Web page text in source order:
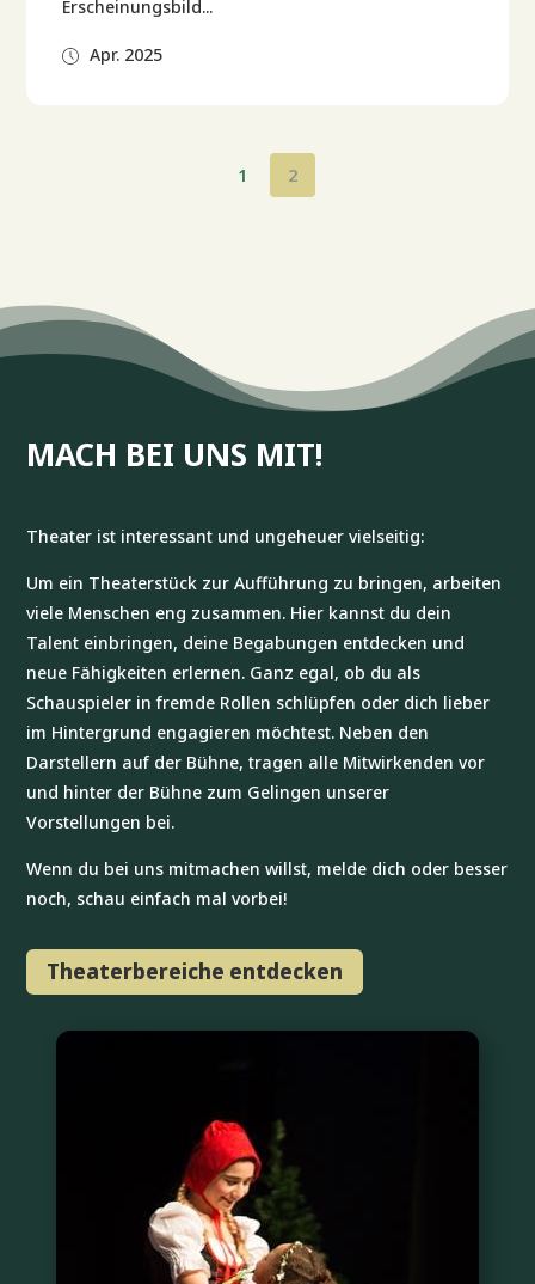
Erscheinungsbild...
Apr. 2025
1 2
MACH BEI UNS MIT!
Theater ist interessant und ungeheuer vielseitig:
Um ein Theaterstück zur Aufführung zu bringen, arbeiten
viele Menschen eng zusammen. Hier kannst du dein
Talent einbringen, deine Begabungen entdecken und
neue Fähigkeiten erlernen. Ganz egal, ob du als
Schauspieler in fremde Rollen schlüpfen oder dich lieber
im Hintergrund engagieren möchtest. Neben den
Darstellern auf der Bühne, tragen alle Mitwirkenden vor
und hinter der Bühne zum Gelingen unserer
Vorstellungen bei.
Wenn du bei uns mitmachen willst, melde dich oder besser
noch, schau einfach mal vorbei!
Theaterbereiche entdecken